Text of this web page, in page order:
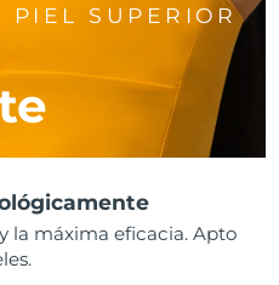
PIEL SUPERIOR
la máxima eficacia. Apto
2/2/2026
Entrega prevista 30/1/2026
Entrega prevista29/1/2026